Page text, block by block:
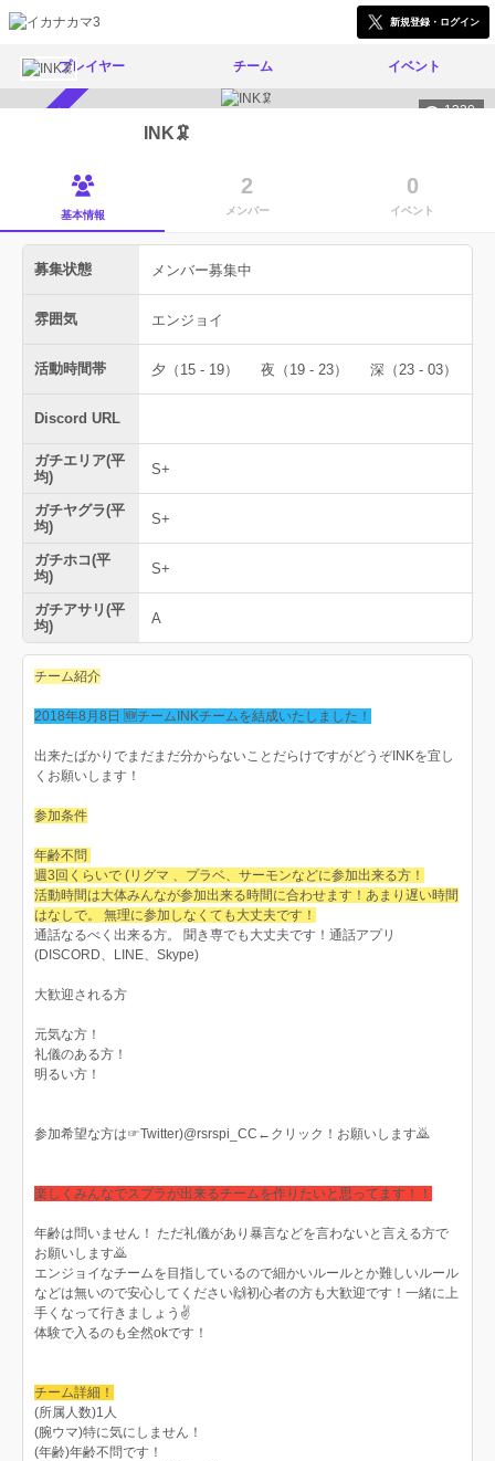
新規登録・ログイン
プレイヤー チーム イベント
1330
INK🦑
基本情報
2
メンバー
0
イベント
募集状態 メンバー募集中
雰囲気 エンジョイ
活動時間帯 夕（15 - 19） 夜（19 - 23） 深（23 - 03）
Discord URL
ガチエリア(平
均)
S+
ガチヤグラ(平
均)
S+
ガチホコ(平
均)
S+
ガチアサリ(平
均)
A
チーム紹介
2018年8月8日 🆕チームINKチームを結成いたしました！
出来たばかりでまだまだ分からないことだらけですがどうぞINKを宜し
くお願いします！
参加条件
年齢不問
週3回くらいで (リグマ 、プラベ、サーモンなどに参加出来る方！
活動時間は大体みんなが参加出来る時間に合わせます！あまり遅い時間
はなしで。 無理に参加しなくても大丈夫です！
通話なるべく出来る方。 聞き専でも大丈夫です！通話アプリ
(DISCORD、LINE、Skype)
大歓迎される方
元気な方！
礼儀のある方！
明るい方！
参加希望な方は☞Twitter)@rsrspi_CC←クリック！お願いします🙇
楽しくみんなでスプラが出来るチームを作りたいと思ってます！！
年齢は問いません！ ただ礼儀があり暴言などを言わないと言える方で
お願いします🙇
エンジョイなチームを目指しているので細かいルールとか難しいルール
などは無いので安心してください🙌初心者の方も大歓迎です！一緒に上
手くなって行きましょう✌️
体験で入るのも全然okです！
チーム詳細！
(所属人数)1人
(腕ウマ)特に気にしません！
(年齢)年齢不問です！